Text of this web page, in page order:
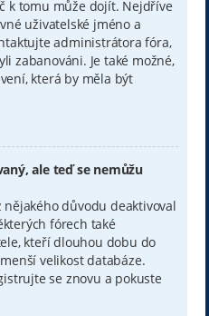
k tomu může dojít. Nejdříve
uživatelské jméno a
administrátora fóra,
zabanováni. Je také možné,
která by měla být
ale teď se nemůžu
důvodu deaktivoval
fórech také
kteří dlouhou dobu do
velikost databáze.
se znovu a pokuste